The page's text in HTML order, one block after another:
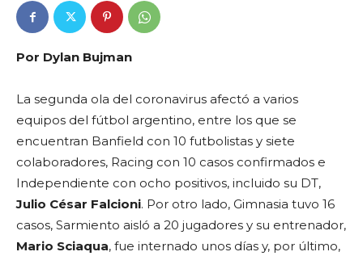
Por Dylan Bujman
La segunda ola del coronavirus afectó a varios
equipos del fútbol argentino, entre los que se
encuentran Banfield con 10 futbolistas y siete
colaboradores, Racing con 10 casos confirmados e
Independiente con ocho positivos, incluido su DT,
Julio César Falcioni. Por otro lado, Gimnasia tuvo 16
casos, Sarmiento aisló a 20 jugadores y su entrenador,
Mario Sciaqua, fue internado unos días y, por último,